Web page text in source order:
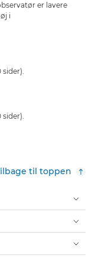
er lavere
i
til toppen